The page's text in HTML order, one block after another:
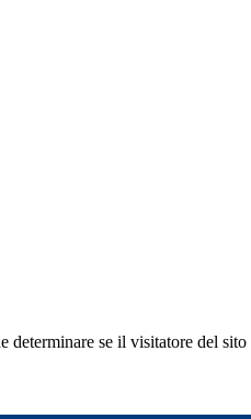
determinare se il visitatore del